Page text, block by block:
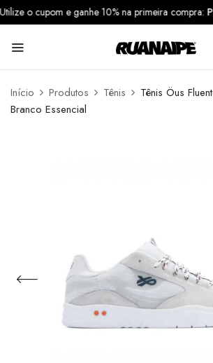
Utilize o cupom e ganhe 10% na primeira
Início Produtos Tênis
Tênis Öus
Branco Essencial